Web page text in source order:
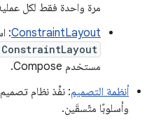
مرة واحدة فقط لكل
ConstraintLayout
:
ConstraintLayout
مستخدم Compose.
أنظمة التصميم: نفِّذ نظام
وأسلوبًا متّسقَين.